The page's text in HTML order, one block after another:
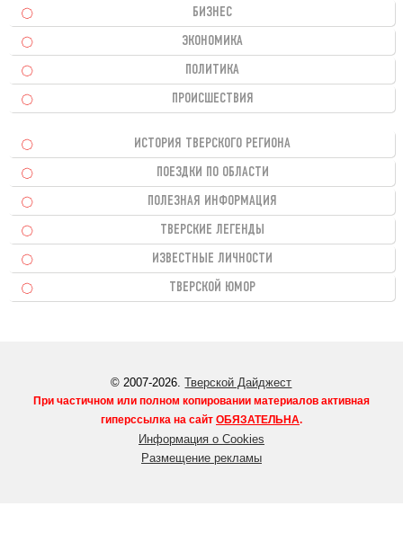
БИЗНЕС
ЭКОНОМИКА
ПОЛИТИКА
ПРОИСШЕСТВИЯ
ИСТОРИЯ ТВЕРСКОГО РЕГИОНА
ПОЕЗДКИ ПО ОБЛАСТИ
ПОЛЕЗНАЯ ИНФОРМАЦИЯ
ТВЕРСКИЕ ЛЕГЕНДЫ
ИЗВЕСТНЫЕ ЛИЧНОСТИ
ТВЕРСКОЙ ЮМОР
© 2007-2026.Тверской Дайджест
При частичном или полном копировании материалов активная
гиперссылка на сайт ОБЯЗАТЕЛЬНА.
Информация о Cookies
Размещение рекламы